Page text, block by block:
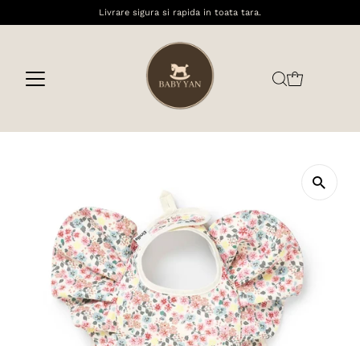
Livrare sigura si rapida in toata tara.